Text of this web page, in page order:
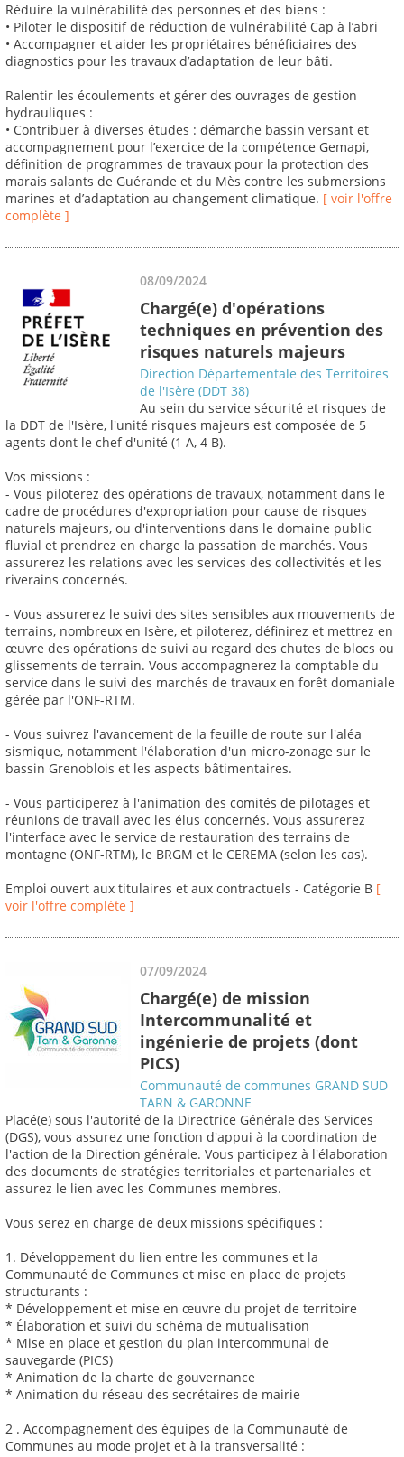
Réduire la vulnérabilité des personnes et des biens :
• Piloter le dispositif de réduction de vulnérabilité Cap à l’abri
• Accompagner et aider les propriétaires bénéficiaires des
diagnostics pour les travaux d’adaptation de leur bâti.
Ralentir les écoulements et gérer des ouvrages de gestion
hydrauliques :
• Contribuer à diverses études : démarche bassin versant et
accompagnement pour l’exercice de la compétence Gemapi,
définition de programmes de travaux pour la protection des
marais salants de Guérande et du Mès contre les submersions
marines et d’adaptation au changement climatique. [ voir l'offre
complète ]
08/09/2024
Chargé(e) d'opérations
techniques en prévention des
risques naturels majeurs
Direction Départementale des Territoires
de l'Isère (DDT 38)
Au sein du service sécurité et risques de
la DDT de l'Isère, l'unité risques majeurs est composée de 5
agents dont le chef d'unité (1 A, 4 B).
Vos missions :
- Vous piloterez des opérations de travaux, notamment dans le
cadre de procédures d'expropriation pour cause de risques
naturels majeurs, ou d'interventions dans le domaine public
fluvial et prendrez en charge la passation de marchés. Vous
assurerez les relations avec les services des collectivités et les
riverains concernés.
- Vous assurerez le suivi des sites sensibles aux mouvements de
terrains, nombreux en Isère, et piloterez, définirez et mettrez en
œuvre des opérations de suivi au regard des chutes de blocs ou
glissements de terrain. Vous accompagnerez la comptable du
service dans le suivi des marchés de travaux en forêt domaniale
gérée par l'ONF-RTM.
- Vous suivrez l'avancement de la feuille de route sur l'aléa
sismique, notamment l'élaboration d'un micro-zonage sur le
bassin Grenoblois et les aspects bâtimentaires.
- Vous participerez à l'animation des comités de pilotages et
réunions de travail avec les élus concernés. Vous assurerez
l'interface avec le service de restauration des terrains de
montagne (ONF-RTM), le BRGM et le CEREMA (selon les cas).
Emploi ouvert aux titulaires et aux contractuels - Catégorie B [
voir l'offre complète ]
07/09/2024
Chargé(e) de mission
Intercommunalité et
ingénierie de projets (dont
PICS)
Communauté de communes GRAND SUD
TARN & GARONNE
Placé(e) sous l'autorité de la Directrice Générale des Services
(DGS), vous assurez une fonction d'appui à la coordination de
l'action de la Direction générale. Vous participez à l'élaboration
des documents de stratégies territoriales et partenariales et
assurez le lien avec les Communes membres.
Vous serez en charge de deux missions spécifiques :
1. Développement du lien entre les communes et la
Communauté de Communes et mise en place de projets
structurants :
* Développement et mise en œuvre du projet de territoire
* Élaboration et suivi du schéma de mutualisation
* Mise en place et gestion du plan intercommunal de
sauvegarde (PICS)
* Animation de la charte de gouvernance
* Animation du réseau des secrétaires de mairie
2 . Accompagnement des équipes de la Communauté de
Communes au mode projet et à la transversalité :